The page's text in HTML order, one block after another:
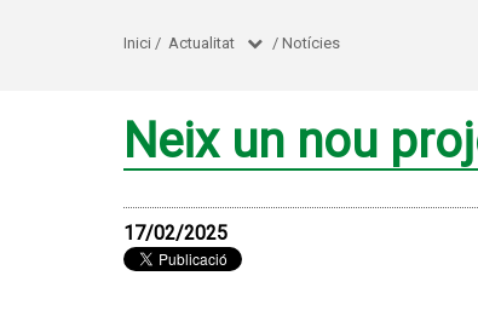
Inici / Actualitat / Notícies
Neix un nou
17/02/2025